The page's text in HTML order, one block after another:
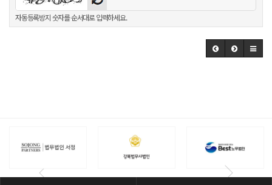
자동등록방지 숫자를 순서대로 입력하세요.